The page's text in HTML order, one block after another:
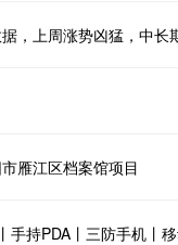
，上周涨势凶猛，中长
雁江区档案馆项目
手持PDA丨三防手机丨